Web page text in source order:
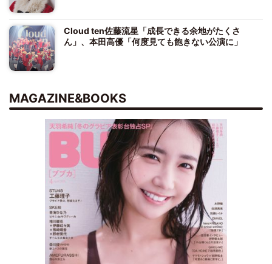
Cloud ten佐藤流星「成長できる余地がたくさ
ん」、本田高優「何度見ても飽きない公演に」
MAGAZINE&BOOKS